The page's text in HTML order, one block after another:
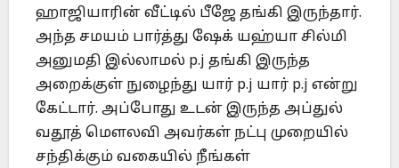
ஹாஜியாரின் வீட்டில் பீஜே தங்கி இருந்தார்.
அந்த சமயம் பார்த்து ஷேக் யஹ்யா சில்மி
அனுமதி இல்லாமல் p.j தங்கி இருந்த
அறைக்குள் நுழைந்து யார் p.j யார் p.j என்று
கேட்டார். அப்போது உடன் இருந்த அப்துல்
வதூத் மௌலவி அவர்கள் நட்பு முறையில்
சந்திக்கும் வகையில் நீங்கள்